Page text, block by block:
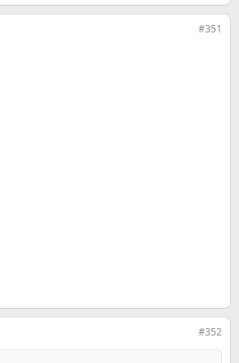
#351
#352